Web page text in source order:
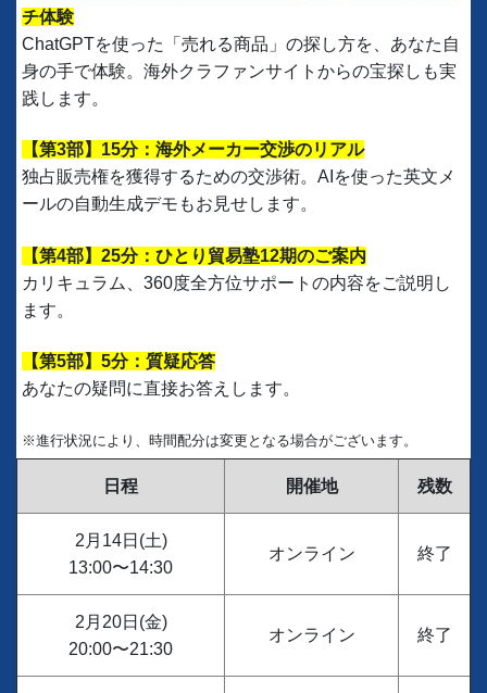
チ体験
ChatGPTを使った「売れる商品」の探し方を、あなた自
身の手で体験。海外クラファンサイトからの宝探しも実
践します。
【第3部】15分：海外メーカー交渉のリアル
独占販売権を獲得するための交渉術。AIを使った英文メ
ールの自動生成デモもお見せします。
【第4部】25分：ひとり貿易塾12期のご案内
カリキュラム、360度全方位サポートの内容をご説明し
ます。
【第5部】5分：質疑応答
あなたの疑問に直接お答えします。
※進行状況により、時間配分は変更となる場合がございます。
日程 開催地 残数
2月14日(土)
13:00〜14:30
オンライン 終了
2月20日(金)
20:00〜21:30
オンライン 終了